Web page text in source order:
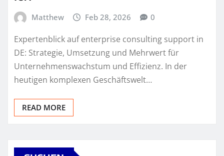
Matthew Feb 28, 2026 0
Expertenblick auf enterprise consulting support in
DE: Strategie, Umsetzung und Mehrwert für
Unternehmenswachstum und Effizienz. In der
heutigen komplexen Geschäftswelt…
READ MORE